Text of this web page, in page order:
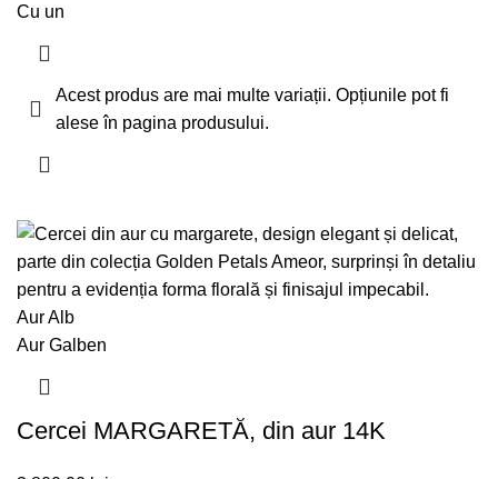
Cu un
Acest produs are mai multe variații. Opțiunile pot fi
alese în pagina produsului.
Aur Alb
Aur Galben
Cercei MARGARETĂ, din aur 14K